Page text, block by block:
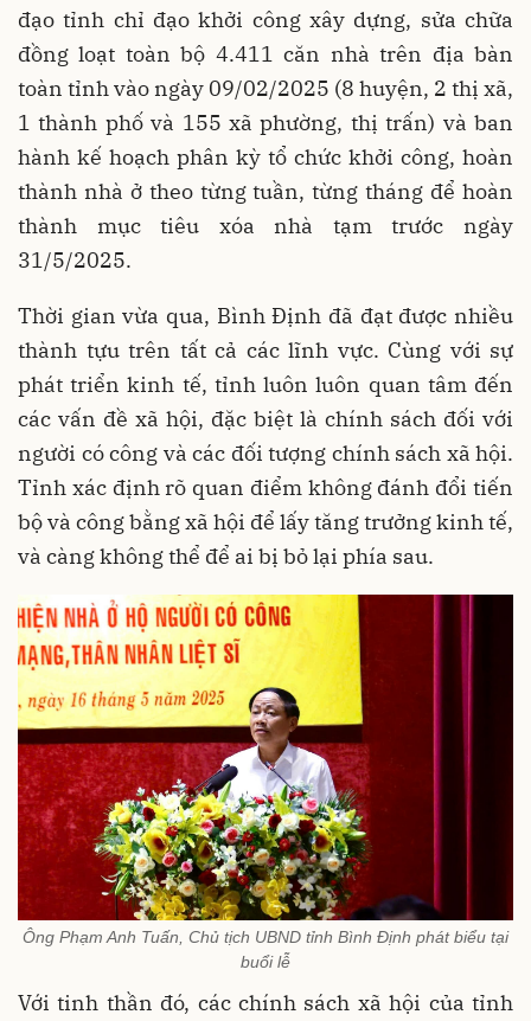
đạo tỉnh chỉ đạo khởi công xây dựng, sửa chữa
đồng loạt toàn bộ 4.411 căn nhà trên địa bàn
toàn tỉnh vào ngày 09/02/2025 (8 huyện, 2 thị xã,
1 thành phố và 155 xã phường, thị trấn) và ban
hành kế hoạch phân kỳ tổ chức khởi công, hoàn
thành nhà ở theo từng tuần, từng tháng để hoàn
thành mục tiêu xóa nhà tạm trước ngày
31/5/2025.
Thời gian vừa qua, Bình Định đã đạt được nhiều
thành tựu trên tất cả các lĩnh vực. Cùng với sự
phát triển kinh tế, tỉnh luôn luôn quan tâm đến
các vấn đề xã hội, đặc biệt là chính sách đối với
người có công và các đối tượng chính sách xã hội.
Tỉnh xác định rõ quan điểm không đánh đổi tiến
bộ và công bằng xã hội để lấy tăng trưởng kinh tế,
và càng không thể để ai bị bỏ lại phía sau.
Ông Phạm Anh Tuấn, Chủ tịch UBND tỉnh Bình Định phát biểu tại
buổi lễ
Với tinh thần đó, các chính sách xã hội của tỉnh